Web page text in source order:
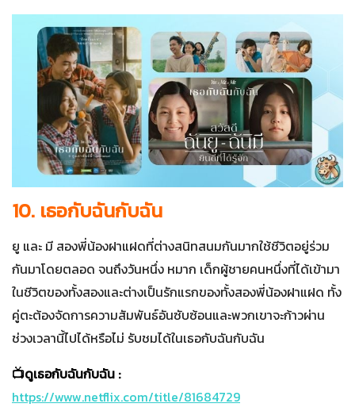
10. เธอกับฉันกับฉัน
ยู และ มี สองพี่น้องฝาแฝดที่ต่างสนิทสนมกันมากใช้ชีวิตอยู่ร่วม
กันมาโดยตลอด จนถึงวันหนึ่ง หมาก เด็กผู้ชายคนหนึ่งที่ได้เข้ามา
ในชีวิตของทั้งสองและต่างเป็นรักแรกของทั้งสองพี่น้องฝาแฝด ทั้ง
คู่ตะต้องจัดการความสัมพันธ์อันซับซ้อนและพวกเขาจะก้าวผ่าน
ช่วงเวลานี้ไปได้หรือไม่ รับชมได้ในเธอกับฉันกับฉัน
📺ดูเธอกับฉันกับฉัน :
https://www.netflix.com/title/81684729